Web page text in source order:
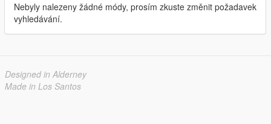
Nebyly nalezeny žádné módy, prosím zkuste změnit požadavek
vyhledávání.
Designed in Alderney
Made in Los Santos